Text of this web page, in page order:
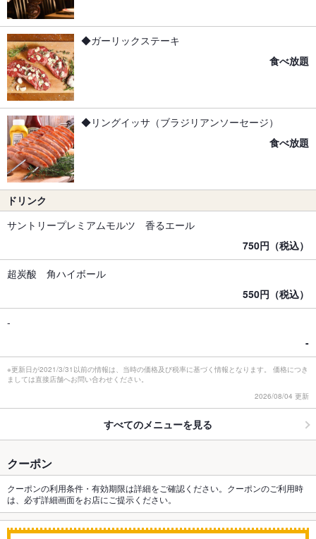
◆ガーリックステーキ
食べ放題
◆リングイッサ（ブラジリアンソーセージ）
食べ放題
ドリンク
サントリープレミアムモルツ 香るエール
750円（税込）
超炭酸 角ハイボール
550円（税込）
-
-
※更新日が2021/3/31以前の情報は、当時の価格及び税率に基づく情報となります。 価格につき
ましては直接店舗へお問い合わせください。
2026/08/04 更新
すべてのメニューを見る
クーポン
クーポンの利用条件・有効期限は詳細をご確認ください。クーポンのご利用時
は、必ず詳細画面をお店にご提示ください。